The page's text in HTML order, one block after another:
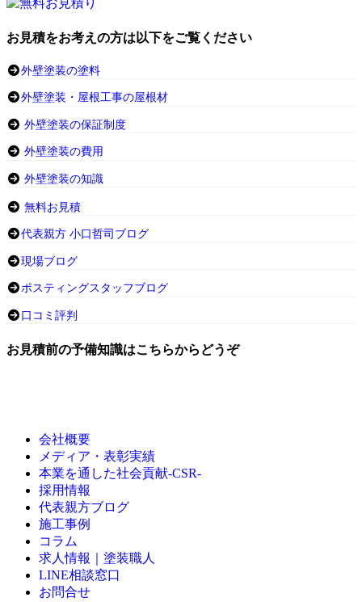
お見積をお考えの方は以下をご覧ください
外壁塗装の塗料
外壁塗装・屋根工事の屋根材
外壁塗装の保証制度
外壁塗装の費用
外壁塗装の知識
無料お見積
代表親方 小口哲司ブログ
現場ブログ
ポスティングスタッフブログ
口コミ評判
お見積前の予備知識はこちらからどうぞ
会社概要
メディア・表彰実績
本業を通した社会貢献-CSR-
採用情報
代表親方ブログ
施工事例
コラム
求人情報｜塗装職人
LINE相談窓口
お問合せ